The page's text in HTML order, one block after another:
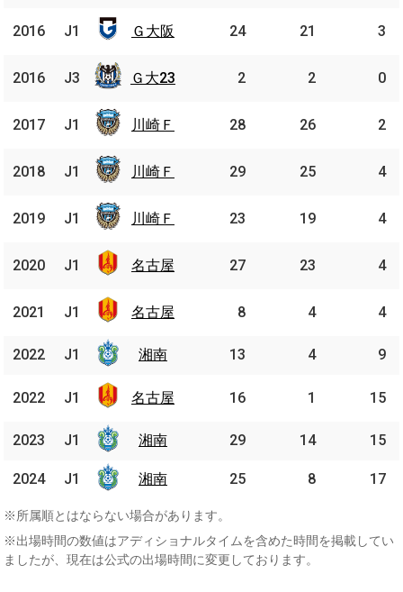
2016 J1
Ｇ大
阪
24 21 3
2016 J3
Ｇ大
23
2 2 0
2017 J1
川崎
Ｆ
28 26 2
2018 J1
川崎
Ｆ
29 25 4
2019 J1
川崎
Ｆ
23 19 4
2020 J1
名古
屋
27 23 4
2021 J1
名古
屋
8 4 4
2022 J1 湘南 13 4 9
2022 J1
名古
屋
16 1 15
2023 J1 湘南 29 14 15
2024 J1 湘南 25 8 17
2016 J1 Ｇ大阪
2016 J3 Ｇ大23
2017 J1 川崎Ｆ
2018 J1 川崎Ｆ
2019 J1 川崎Ｆ
2020 J1 名古屋
2021 J1 名古屋
2022 J1 湘南
2022 J1 名古屋
2023 J1 湘南
2024 J1 湘南
※所属順とはならない場合があります。
※出場時間の数値はアディショナルタイムを含めた時間を掲載してい
ましたが、現在は公式の出場時間に変更しております。